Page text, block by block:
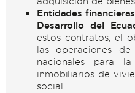
Entidades
Desarrollo del
estos contratos, el
las operaciones de
nacionales para
inmobiliarios de
social.